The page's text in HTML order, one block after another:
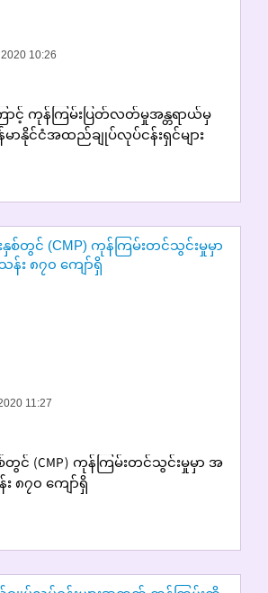
10:26
ာင့် ကုန်ကြမ်းပြတ်လတ်မှုအန္တရာယ်မှ
မာနိုင်ငံအထည်ချုပ်လုပ်ငန်းရှင်များ
တို့ ပူးပေါင်းဆွေးနွေးပွဲကျင်းပ
11:27
င် (CMP) ကုန်ကြမ်းတင်သွင်းမှုမှာ အ
၈၇၀ ကျော်ရှိ